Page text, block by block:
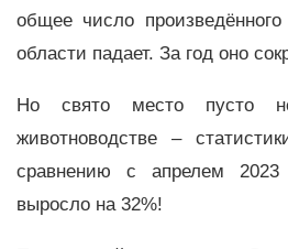
общее число
области падает. За год оно
Но свято место пусто
животноводстве –
сравнению с апрелем
выросло на 32%!